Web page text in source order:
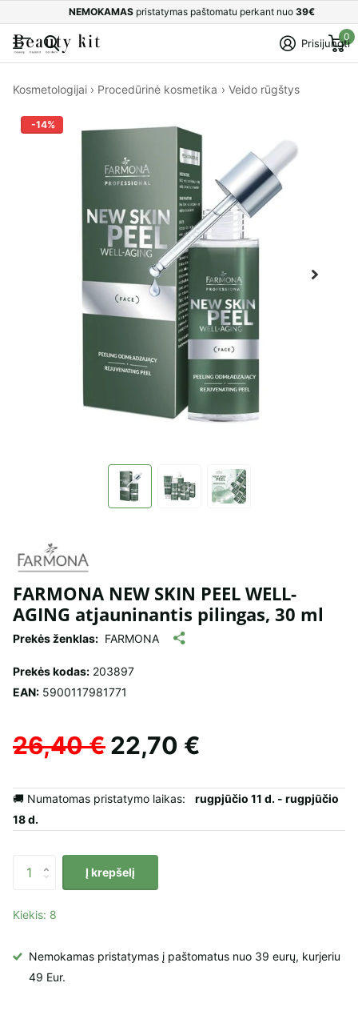
NEMOKAMAS pristatymas paštomatu perkant nuo 39€
Prisijungti
0
Kosmetologijai › Procedūrinė kosmetika › Veido rūgštys
-14%
FARMONA NEW SKIN PEEL WELL-
AGING atjauninantis pilingas, 30 ml
Prekės ženklas: FARMONA
Prekės kodas: 203897
EAN: 5900117981771
26,40 €22,70 €
🚚 Numatomas pristatymo laikas: rugpjūčio 11 d. - rugpjūčio
18 d.
Į krepšelį
Kiekis: 8
Nemokamas pristatymas į paštomatus nuo 39 eurų, kurjeriu
49 Eur.